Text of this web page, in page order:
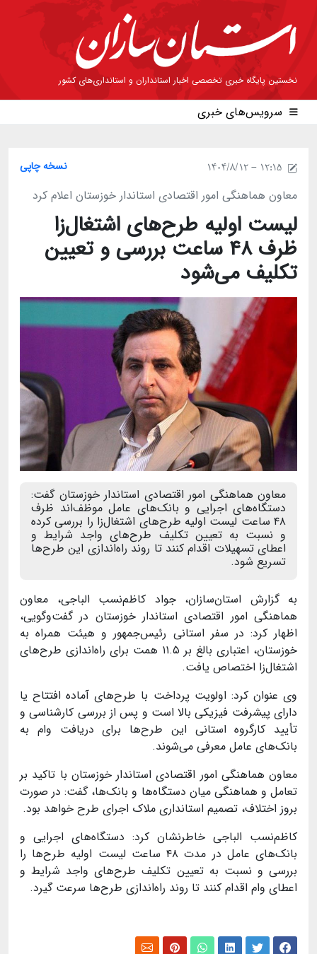
نخستین پایگاه خبری تخصصی اخبار استانداران و استانداری‌های کشور
سرویس‌های خبری
1404/8/12 - 12:15 نسخه چاپی
معاون هماهنگی امور اقتصادی استاندار خوزستان اعلام کرد
لیست اولیه طرح‌های اشتغال‌زا
ظرف ۴۸ ساعت بررسی و تعیین
تکلیف می‌شود
معاون هماهنگی امور اقتصادی استاندار خوزستان گفت:
دستگاه‌های اجرایی و بانک‌های عامل موظف‌اند ظرف
۴۸ ساعت لیست اولیه طرح‌های اشتغال‌زا را بررسی کرده
و نسبت به تعیین تکلیف طرح‌های واجد شرایط و
اعطای تسهیلات اقدام کنند تا روند راه‌اندازی این طرح‌ها
تسریع شود.
به گزارش استان‌سازان، جواد کاظم‌نسب الباجی، معاون
هماهنگی امور اقتصادی استاندار خوزستان در گفت‌وگویی،
اظهار کرد: در سفر استانی رئیس‌جمهور و هیئت همراه به
خوزستان، اعتباری بالغ بر ۱۱.۵ همت برای راه‌اندازی طرح‌های
اشتغال‌زا اختصاص یافت.
وی عنوانکرد: اولویت پرداخت با طرح‌های آماده افتتاح یا
دارای پیشرفت فیزیکی بالا است و پس از بررسی کارشناسی و
تأیید کارگروه استانی این طرح‌ها برای دریافت وام به
بانک‌های عامل معرفی می‌شوند.
معاون هماهنگی امور اقتصادی استاندار خوزستان با تاکید بر
تعامل و هماهنگی میان دستگاه‌ها و بانک‌ها، گفت: در صورت
بروز اختلاف، تصمیم استانداری ملاک اجرای طرح خواهد بود.
کاظم‌نسب الباجی خاطرنشان کرد: دستگاه‌های اجرایی و
بانک‌های عامل در مدت ۴۸ساعت لیست اولیه طرح‌ها را
بررسی و نسبت به تعیین تکلیف طرح‌های واجد شرایط و
اعطای وام اقدام کنند تا روند راه‌اندازی طرح‌ها سرعت گیرد.